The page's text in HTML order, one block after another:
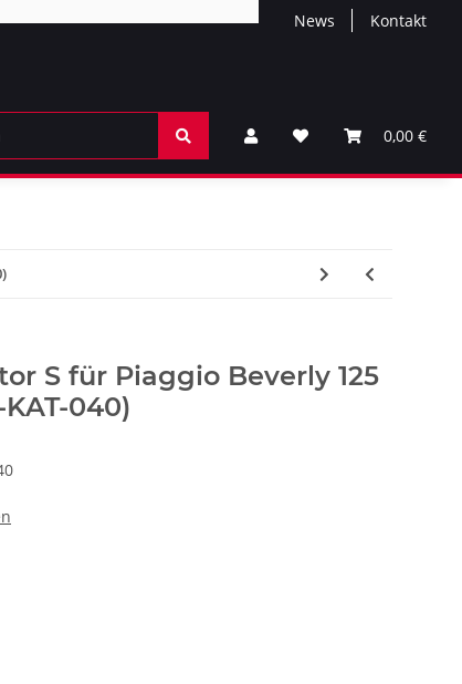
News Kontakt
0,00 €
S für Piaggio Beverly 125
040)